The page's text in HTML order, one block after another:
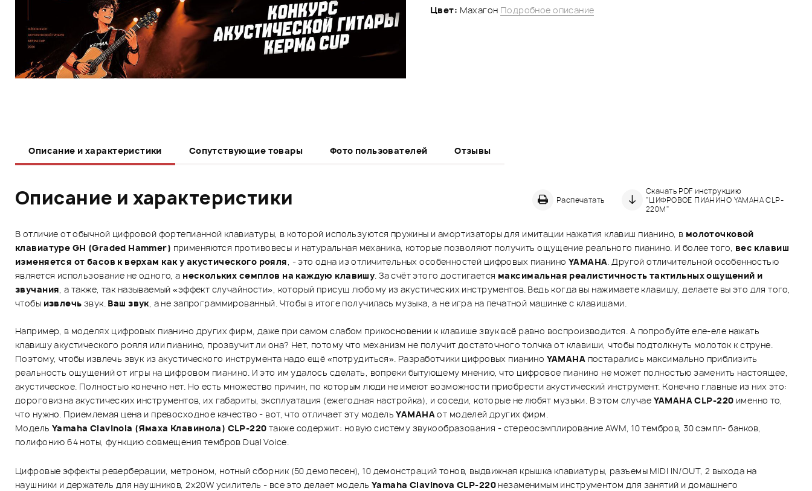
Цвет: Махагон Подробное описание
Описание и характеристики Сопутствующие товары Фото пользователей Отзывы
Описание и характеристики Распечатать
Скачать PDF инструкцию
"ЦИФРОВОЕ ПИАНИНО YAMAHA CLP-
220M"
В отличие от обычной цифровой фортепианной клавиатуры, в которой используются пружины и амортизаторы для имитации нажатия клавиш пианино, в молоточковой
клавиатуре GH (Graded Hammer) применяются противовесы и натуральная механика, которые позволяют получить ощущение реального пианино. И более того, вес клавиш
изменяется от басов к верхам как у акустического рояля, - это одна из отличительных особенностей цифровых пианино YAMAHA. Другой отличительной особенностью
является использование не одного, а нескольких семплов на каждую клавишу. За счёт этого достигается максимальная реалистичность тактильных ощущений и
звучания, а также, так называемый «эффект случайности», который присущ любому из акустических инструментов. Ведь когда вы нажимаете клавишу, делаете вы это для того,
чтобы извлечь звук. Ваш звук, а не запрограммированный. Чтобы в итоге получилась музыка, а не игра на печатной машинке с клавишами.
Например, в моделях цифровых пианино других фирм, даже при самом слабом прикосновении к клавише звук всё равно воспроизводится. А попробуйте еле-еле нажать
клавишу акустического рояля или пианино, прозвучит ли она? Нет, потому что механизм не получит достаточного толчка от клавиши, чтобы подтолкнуть молоток к струне.
Поэтому, чтобы извлечь звук из акустического инструмента надо ещё «потрудиться». Разработчики цифровых пианино YAMAHA постарались максимально приблизить
реальность ощущений от игры на цифровом пианино. И это им удалось сделать, вопреки бытующему мнению, что цифровое пианино не может полностью заменить настоящее,
акустическое. Полностью конечно нет. Но есть множество причин, по которым люди не имеют возможности приобрести акустический инструмент. Конечно главные из них это:
дороговизна акустических инструментов, их габариты, эксплуатация (ежегодная настройка), и соседи, которые не любят музыки. В этом случае YAMAHA CLP-220 именно то,
что нужно. Приемлемая цена и превосходное качество - вот, что отличает эту модельYAMAHAот моделей других фирм.
Модель Yamaha Clavinola (Ямаха Клавинола) CLP-220 также содержит: новую систему звукообразования - cтереосэмплирование AWM, 10 тембров, 30 сэмпл- банков,
полифонию 64 ноты, функцию совмещения тембров Dual Voice.
Цифровые эффекты реверберации, метроном, нотный сборник (50 демопесен), 10 демонстраций тонов, выдвижная крышка клавиатуры, разъемы MIDI IN/OUT, 2 выхода на
наушники и держатель для наушников, 2х20W усилитель - все это делает модель Yamaha Clavinova CLP-220 незаменимым инструментом для занятий и домашнего